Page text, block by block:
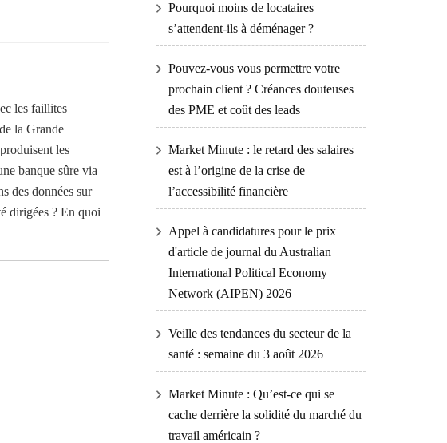
les faillites
la Grande
les
banque sûre via
des données sur
dirigées ? En quoi
Pourquoi moins de locataires
s’attendent-ils à déménager ?
Pouvez-vous vous permettre votre
prochain client ? Créances douteuses
des PME et coût des leads
Market Minute : le retard des salaires
est à l’origine de la crise de
l’accessibilité financière
Appel à candidatures pour le prix
d'article de journal du Australian
International Political Economy
Network (AIPEN) 2026
Veille des tendances du secteur de la
santé : semaine du 3 août 2026
Market Minute : Qu’est-ce qui se
cache derrière la solidité du marché du
travail américain ?